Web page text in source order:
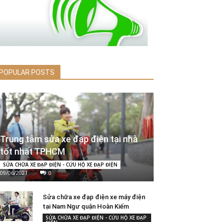
POSTS
Trung tâm sửa xe đạp điện tại nhà
tốt nhất TPHCM
SỬA CHỮA XE ĐẠP ĐIỆN - CỨU HỘ XE ĐẠP ĐIỆN
09/06/2021 0
Sửa chữa xe đạp điện xe máy điện
tại Nam Ngư quận Hoàn Kiếm
SỬA CHỮA XE ĐẠP ĐIỆN - CỨU HỘ XE ĐẠP